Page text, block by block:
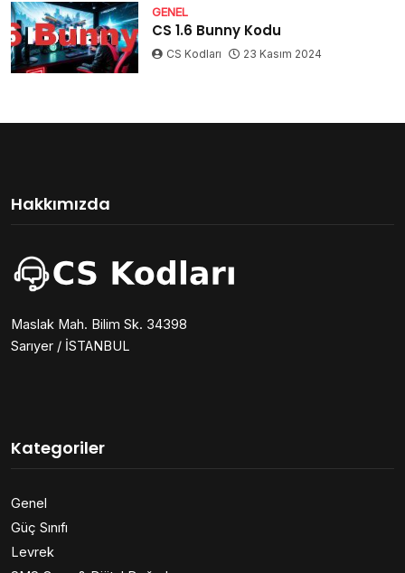
GENEL
CS 1.6 Bunny Kodu
CS Kodları 23 Kasım 2024
Hakkımızda
Maslak Mah. Bilim Sk. 34398
Sarıyer / İSTANBUL
Kategoriler
Genel
Güç Sınıfı
Levrek